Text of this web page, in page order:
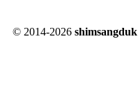
© 2014-2026 shimsangduk